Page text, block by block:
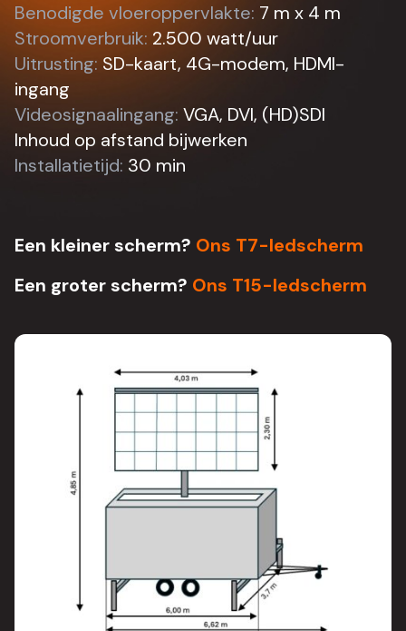
Benodigde vloeroppervlakte: 7 m x 4 m
Stroomverbruik: 2.500 watt/uur
Uitrusting: SD-kaart, 4G-modem, HDMI-
ingang
Videosignaalingang: VGA, DVI, (HD)SDI
Inhoud op afstand bijwerken
Installatietijd: 30 min
Een kleiner scherm? Ons T7-ledscherm
Een groter scherm? Ons T15-ledscherm